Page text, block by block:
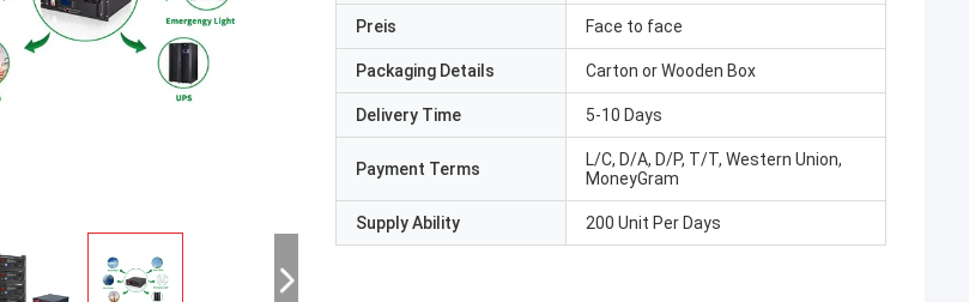
Preis Face to face
Packaging Details Carton or Wooden Box
Delivery Time 5-10 Days
Payment Terms
L/C, D/A, D/P, T/T, Western Union,
MoneyGram
Supply Ability 200 Unit Per Days